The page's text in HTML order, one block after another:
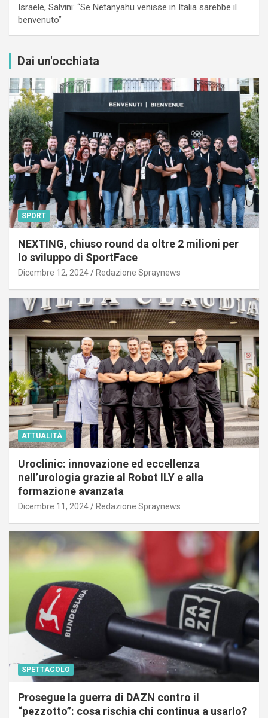
Israele, Salvini: “Se Netanyahu venisse in Italia sarebbe il
benvenuto”
Dai un'occhiata
SPORT
NEXTING, chiuso round da oltre 2 milioni per
lo sviluppo di SportFace
Dicembre 12, 2024 Redazione Spraynews
ATTUALITÀ
Uroclinic: innovazione ed eccellenza
nell’urologia grazie al Robot ILY e alla
formazione avanzata
Dicembre 11, 2024 Redazione Spraynews
SPETTACOLO
Prosegue la guerra di DAZN contro il
“pezzotto”: cosa rischia chi continua a usarlo?